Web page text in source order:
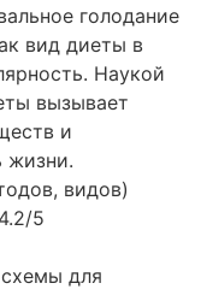
голодание
вид диеты в
Наукой
вызывает
и
жизни.
видов)
5
для